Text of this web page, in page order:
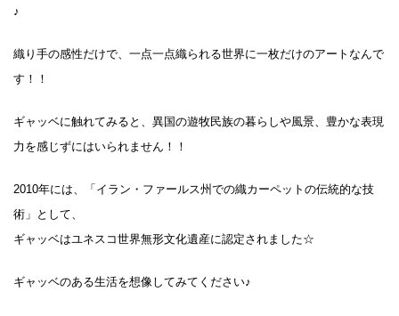
♪
織り手の感性だけで、一点一点織られる世界に一枚だけのアートなんで
す！！
ギャッベに触れてみると、異国の遊牧民族の暮らしや風景、豊かな表現
力を感じずにはいられません！！
2010年には、「イラン・ファールス州での織カーペットの伝統的な技
術」として、
ギャッベはユネスコ世界無形文化遺産に認定されました☆
ギャッベのある生活を想像してみてください♪